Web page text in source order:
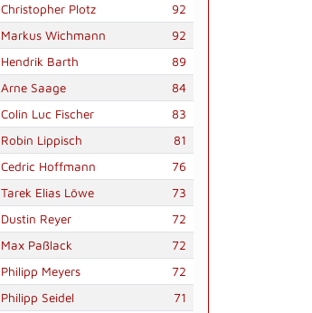
Christopher Plotz
92
Markus Wichmann
92
Hendrik Barth
89
Arne Saage
84
Colin Luc Fischer
83
Robin Lippisch
81
Cedric Hoffmann
76
Tarek Elias Löwe
73
Dustin Reyer
72
Max Paßlack
72
Philipp Meyers
72
Philipp Seidel
71